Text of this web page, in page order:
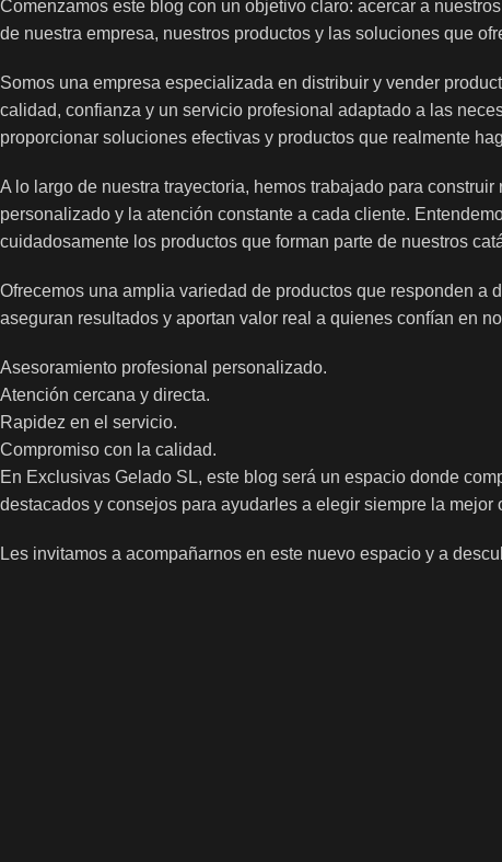
Comenzamos este blog con un objetivo claro: acercar a
de nuestra empresa, nuestros productos y las soluciones que
Somos una empresa especializada en distribuir y vender
calidad, confianza y un servicio profesional adaptado a las
proporcionar soluciones efectivas y productos que realmente
A lo largo de nuestra trayectoria, hemos trabajado para
personalizado y la atención constante a cada cliente.
cuidadosamente los productos que forman parte de nuestros
Ofrecemos una amplia variedad de productos que responden a
aseguran resultados y aportan valor real a quienes confían en
Asesoramiento profesional personalizado.
Atención cercana y directa.
Rapidez en el servicio.
Compromiso con la calidad.
En Exclusivas Gelado SL, este blog será un espacio donde
destacados y consejos para ayudarles a elegir siempre la mejor
Les invitamos a acompañarnos en este nuevo espacio y a